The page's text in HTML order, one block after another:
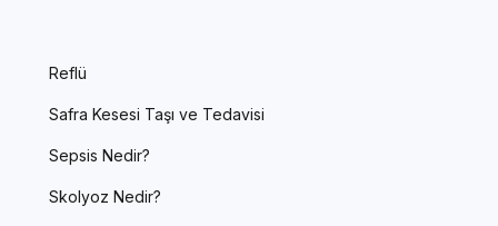
Reflü
Safra Kesesi Taşı ve Tedavisi
Sepsis Nedir?
Skolyoz Nedir?